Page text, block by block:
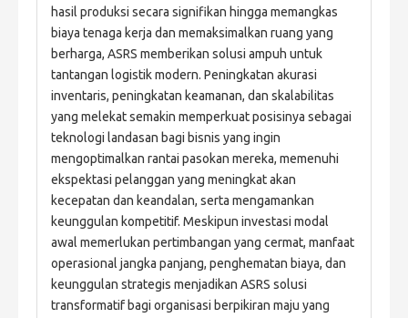
hasil produksi secara signifikan hingga memangkas
biaya tenaga kerja dan memaksimalkan ruang yang
berharga, ASRS memberikan solusi ampuh untuk
tantangan logistik modern. Peningkatan akurasi
inventaris, peningkatan keamanan, dan skalabilitas
yang melekat semakin memperkuat posisinya sebagai
teknologi landasan bagi bisnis yang ingin
mengoptimalkan rantai pasokan mereka, memenuhi
ekspektasi pelanggan yang meningkat akan
kecepatan dan keandalan, serta mengamankan
keunggulan kompetitif. Meskipun investasi modal
awal memerlukan pertimbangan yang cermat, manfaat
operasional jangka panjang, penghematan biaya, dan
keunggulan strategis menjadikan ASRS solusi
transformatif bagi organisasi berpikiran maju yang